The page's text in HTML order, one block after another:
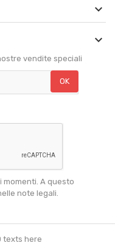


vendite speciali
momenti. A questo
note legali.
texts here